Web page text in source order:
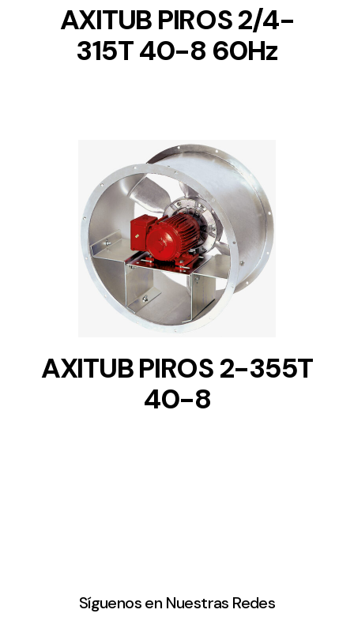
AXITUB PIROS 2/4-
315T 40-8 60Hz
DETAILS
AXITUB PIROS 2-355T
40-8
Síguenos en Nuestras Redes